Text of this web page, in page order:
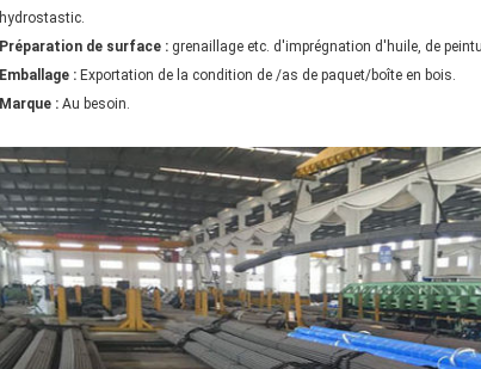
hydrostastic.
Préparation de surface : grenaillage etc. d'imprégnation d'huile, de
Emballage : Exportation de la condition de /as de paquet/boîte en bois.
Marque : Au besoin.